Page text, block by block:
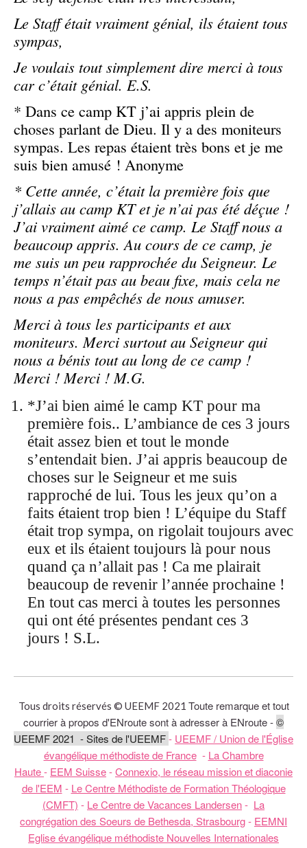
Le Staff était vraiment génial, ils étaient tous
sympas,
Je voulais tout simplement dire merci à tous
car c’était génial. E.S.
* Dans ce camp KT j’ai appris plein de
choses parlant de Dieu. Il y a des moniteurs
sympas. Les repas étaient très bons et je me
suis bien amusé ! Anonyme
* Cette année, c’était la première fois que
j’allais au camp KT et je n’ai pas été déçue !
J’ai vraiment aimé ce camp. Le Staff nous a
beaucoup appris. Au cours de ce camp, je
me suis un peu rapprochée du Seigneur. Le
temps n’était pas au beau fixe, mais cela ne
nous a pas empêchés de nous amuser.
Merci à tous les participants et aux
moniteurs. Merci surtout au Seigneur qui
nous a bénis tout au long de ce camp !
Merci ! Merci ! M.G.
*J’ai bien aimé le camp KT pour ma
première fois.. L’ambiance de ces 3 jours
était assez bien et tout le monde
s’entendait bien. J’ai appris beaucoup de
choses sur le Seigneur et me suis
rapproché de lui. Tous les jeux qu’on a
faits étaient trop bien ! L’équipe du Staff
était trop sympa, on rigolait toujours avec
eux et ils étaient toujours là pour nous
quand ça n’allait pas ! Ca me plairait
beaucoup de revenir l’année prochaine !
En tout cas merci à toutes les personnes
qui ont été présentes pendant ces 3
jours ! S.L.
Tous droits réservés © UEEMF 2021 Toute remarque et tout
courrier à propos d'ENroute sont à adresser à ENroute -©
UEEMF 2021 - Sites de l'UEEMF- UEEMF / Union de l'Église
évangélique méthodiste de France- La Chambre
Haute- EEM Suisse-Connexio, le réseau mission et diaconie
de l'EEM - Le Centre Méthodiste de Formation Théologique
(CMFT) - Le Centre de Vacances Landersen- La
congrégation des Soeurs de Bethesda, Strasbourg- EEMNI
Eglise évangélique méthodiste Nouvelles Internationales